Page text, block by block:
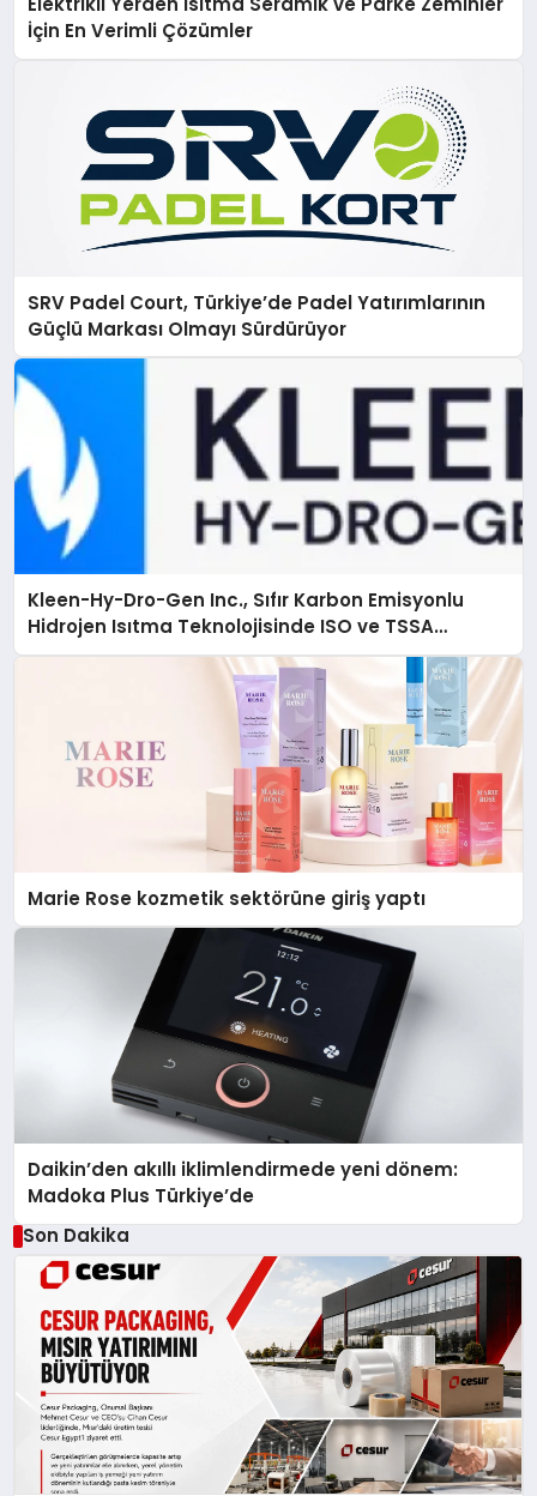
İçin En Verimli Çözümler
SRV Padel Court, Türkiye’de Padel Yatırımlarının
Güçlü Markası Olmayı Sürdürüyor
Kleen-Hy-Dro-Gen Inc., Sıfır Karbon Emisyonlu
Hidrojen Isıtma Teknolojisinde ISO ve TSSA
Düzenleyici Onaylarını Aldı
Marie Rose kozmetik sektörüne giriş yaptı
Daikin’den akıllı iklimlendirmede yeni dönem:
Madoka Plus Türkiye’de
Son Dakika